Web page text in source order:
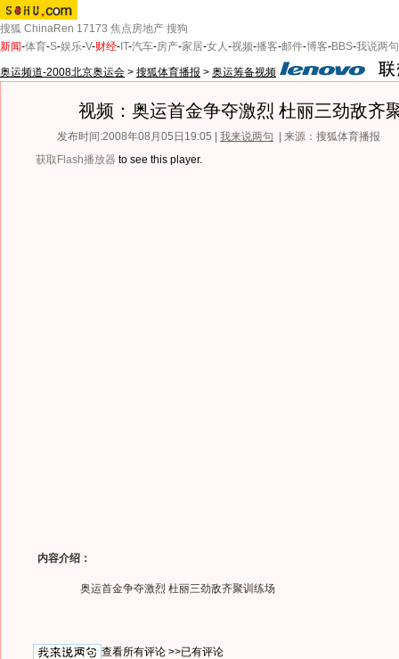
搜狐 ChinaRen 17173 焦点房地产 搜狗
新闻-体育-S-娱乐-V-财经- IT-汽车-房产-家居-女人-视频-播客-邮件-博客-BBS-我说两句
奥运频道-2008北京奥运会 > 搜狐体育播报 > 奥运筹备视频
视频：奥运首金争夺激烈 杜丽三劲敌齐
发布时间:2008年08月05日19:05 | 我来说两句
| 来源：搜狐体育播报
获取Flash播放器 to see this player.
内容介绍：
奥运首金争夺激烈 杜丽三劲敌齐聚训练场
查看所有评论 >>已有评论